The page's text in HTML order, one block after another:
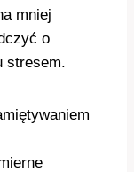
mniej
o
stresem.